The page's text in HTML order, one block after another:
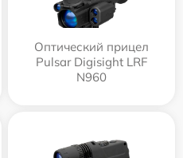
Оптический прицел
Pulsar Digisight LRF
N960